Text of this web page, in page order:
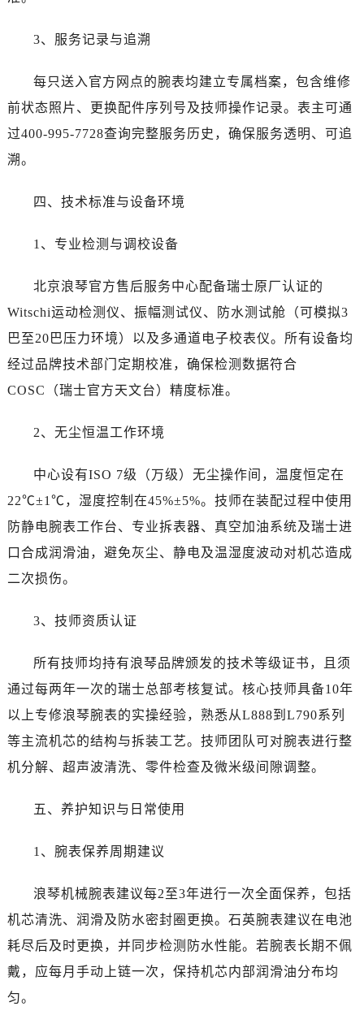
3、服务记录与追溯
每只送入官方网点的腕表均建立专属档案，包含维修
前状态照片、更换配件序列号及技师操作记录。表主可通
过400-995-7728查询完整服务历史，确保服务透明、可追
溯。
四、技术标准与设备环境
1、专业检测与调校设备
北京浪琴官方售后服务中心配备瑞士原厂认证的
Witschi运动检测仪、振幅测试仪、防水测试舱（可模拟3
巴至20巴压力环境）以及多通道电子校表仪。所有设备均
经过品牌技术部门定期校准，确保检测数据符合
COSC（瑞士官方天文台）精度标准。
2、无尘恒温工作环境
中心设有ISO 7级（万级）无尘操作间，温度恒定在
22℃±1℃，湿度控制在45%±5%。技师在装配过程中使用
防静电腕表工作台、专业拆表器、真空加油系统及瑞士进
口合成润滑油，避免灰尘、静电及温湿度波动对机芯造成
二次损伤。
3、技师资质认证
所有技师均持有浪琴品牌颁发的技术等级证书，且须
通过每两年一次的瑞士总部考核复试。核心技师具备10年
以上专修浪琴腕表的实操经验，熟悉从L888到L790系列
等主流机芯的结构与拆装工艺。技师团队可对腕表进行整
机分解、超声波清洗、零件检查及微米级间隙调整。
五、养护知识与日常使用
1、腕表保养周期建议
浪琴机械腕表建议每2至3年进行一次全面保养，包括
机芯清洗、润滑及防水密封圈更换。石英腕表建议在电池
耗尽后及时更换，并同步检测防水性能。若腕表长期不佩
戴，应每月手动上链一次，保持机芯内部润滑油分布均
匀。